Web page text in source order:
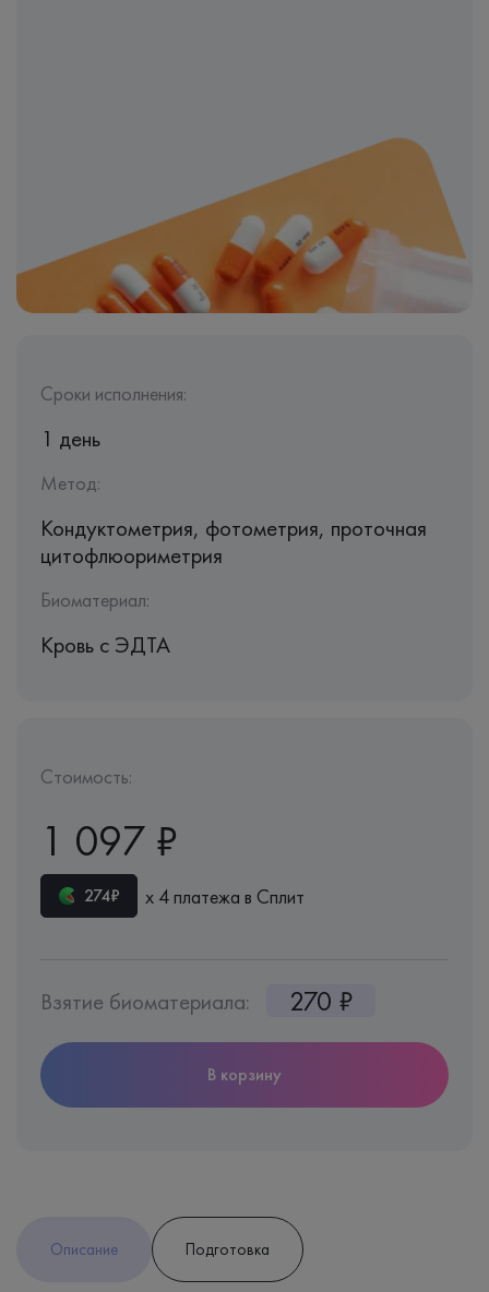
Сроки исполнения:
1 день
Метод:
Кондуктометрия, фотометрия, проточная
цитофлюориметрия
Биоматериал:
Кровь c ЭДТА
Стоимость:
1 097 ₽
274₽ х 4 платежа в Сплит
Взятие биоматериала: 270 ₽
В корзину
Описание Подготовка